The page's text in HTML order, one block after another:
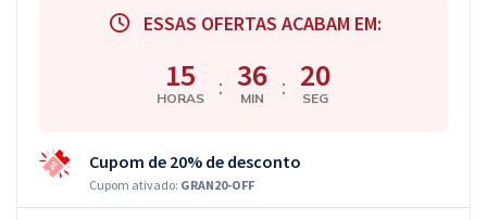
ESSAS OFERTAS ACABAM EM:
15
HORAS : 36
MIN : 19
SEG
Cupom de 20% de desconto
Cupom ativado: GRAN20-OFF